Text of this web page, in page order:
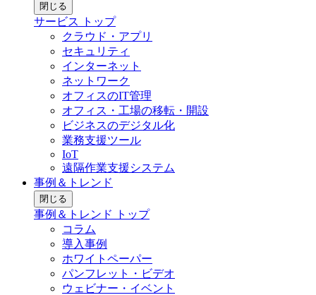
閉じる
サービス トップ
クラウド・アプリ
セキュリティ
インターネット
ネットワーク
オフィスのIT管理
オフィス・工場の移転・開設
ビジネスのデジタル化
業務支援ツール
IoT
遠隔作業支援システム
事例＆トレンド
閉じる
事例＆トレンド トップ
コラム
導入事例
ホワイトペーパー
パンフレット・ビデオ
ウェビナー・イベント